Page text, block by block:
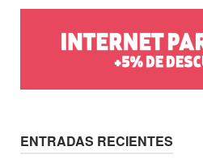
ENTRADAS RECIENTES